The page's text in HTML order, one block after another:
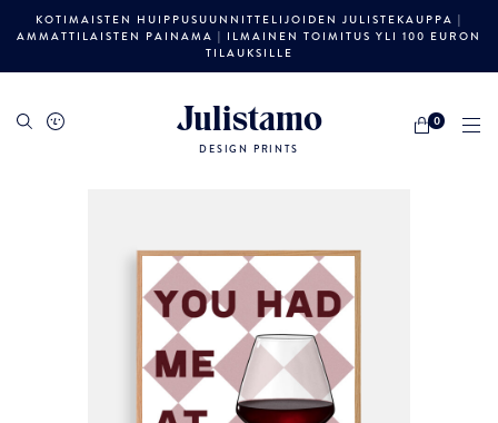
KOTIMAISTEN HUIPPUSUUNNITTELIJOIDEN JULISTEKAUPPA |
AMMATTILAISTEN PAINAMA | ILMAINEN TOIMITUS YLI 100 EURON
TILAUKSILLE
Julistamo
DESIGN PRINTS
0